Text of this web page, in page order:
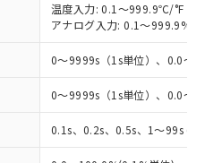
温度入力: 0.1～999.9℃/°F（
アナログ入力: 0.1～
0～9999s（1s単位）、0.0～
0～9999s（1s単位）、0.0～
0.1s、0.2s、0.5s、1～99s (1s